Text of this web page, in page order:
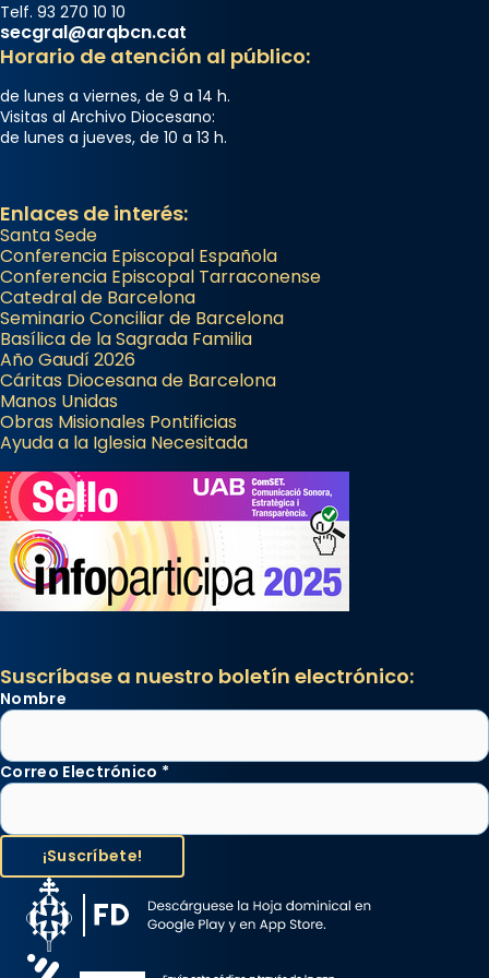
Telf. 93 270 10 10
secgral@arqbcn.cat
Horario de atención al público:
de lunes a viernes, de 9 a 14 h.
Visitas al Archivo Diocesano:
de lunes a jueves, de 10 a 13 h.
Enlaces de interés:
Santa Sede
Conferencia Episcopal Española
Conferencia Episcopal Tarraconense
Catedral de Barcelona
Seminario Conciliar de Barcelona
Basílica de la Sagrada Familia
Año Gaudí 2026
Cáritas Diocesana de Barcelona
Manos Unidas
Obras Misionales Pontificias
Ayuda a la Iglesia Necesitada
Suscríbase a nuestro boletín electrónico:
Nombre
Correo Electrónico *